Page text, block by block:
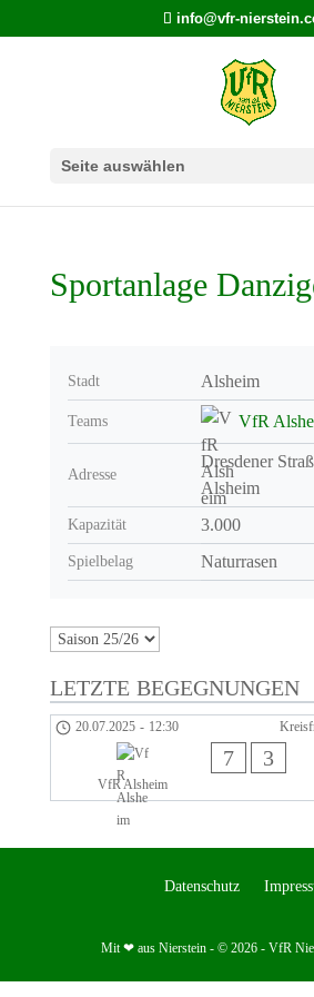
info@vfr-
Seite auswählen
Sportanlage
Stadt Alsheim
Teams VfR
Adresse
Dresdener
Alsheim
Kapazität 3.000
Spielbelag Naturrasen
LETZTE BEGEGNUNGEN
20.07.2025 - 12:30
VfR Alsheim
7 3
Datenschutz
Mit ❤ aus Nierstein - © 2026 - VfR